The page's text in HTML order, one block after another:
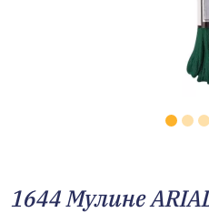
1644 Мулине